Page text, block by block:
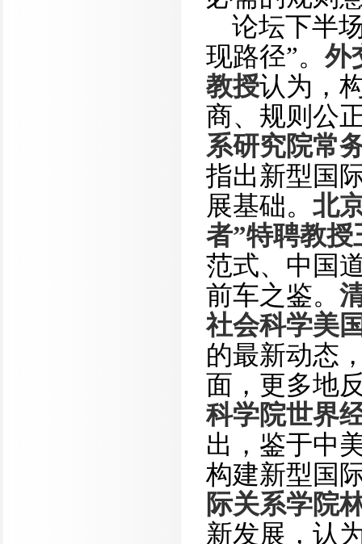
论坛下半
现路径”。外
教授认为，
商、规则公
系研究院常
指出新型国
展基础。 北
者”特聘教授
范式、中国
前车之鉴。
社会科学美
的最新动态
面，更多地
科学院世界
出，鉴于中
构建新型国
际关系学院
新发展，认